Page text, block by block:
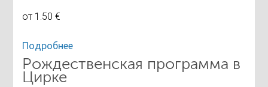
от 1.50 €
Подробнее
Рождественская программа в
Цирке